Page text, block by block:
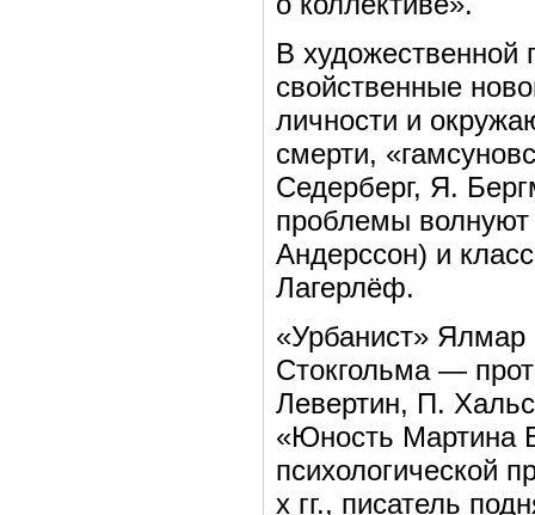
В художественной
свойственные
личности и
смерти,
Седерберг, Я.
проблемы волнуют
Андерссон) и
Лагерлёф.
«Урбанист»
Стокгольма —
Левертин, П.
«Юность Мартина
психологической
х гг., писатель